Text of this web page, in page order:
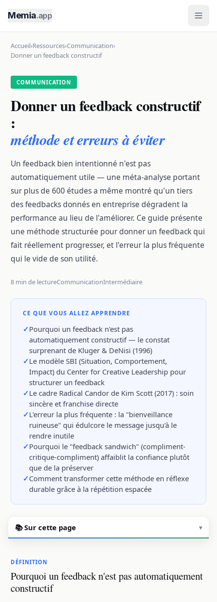
Memia.app
Accueil›Ressources›Communication›
Donner un feedback constructif
COMMUNICATION
Donner un feedback constructif
:
méthode et erreurs à éviter
Un feedback bien intentionné n'est pas
automatiquement utile — une méta-analyse portant
sur plus de 600 études a même montré qu'un tiers
des feedbacks donnés en entreprise dégradent la
performance au lieu de l'améliorer. Ce guide présente
une méthode structurée pour donner un feedback qui
fait réellement progresser, et l'erreur la plus fréquente
qui le vide de son utilité.
8 min de lectureCommunicationIntermédiaire
CE QUE VOUS ALLEZ APPRENDRE
Pourquoi un feedback n'est pas
automatiquement constructif — le constat
surprenant de Kluger & DeNisi (1996)
Le modèle SBI (Situation, Comportement,
Impact) du Center for Creative Leadership pour
structurer un feedback
Le cadre Radical Candor de Kim Scott (2017) : soin
sincère et franchise directe
L'erreur la plus fréquente : la "bienveillance
ruineuse" qui édulcore le message jusqu'à le
rendre inutile
Pourquoi le "feedback sandwich" (compliment-
critique-compliment) affaiblit la confiance plutôt
que de la préserver
Comment transformer cette méthode en réflexe
durable grâce à la répétition espacée
📚 Sur cette page ▾
DÉFINITION
Pourquoi un feedback n'est pas automatiquement
constructif